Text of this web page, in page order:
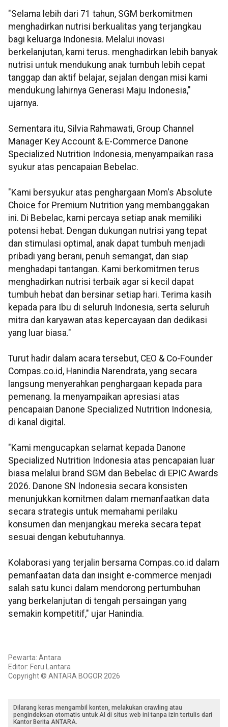
"Selama lebih dari 71 tahun, SGM berkomitmen
menghadirkan nutrisi berkualitas yang terjangkau
bagi keluarga Indonesia. Melalui inovasi
berkelanjutan, kami terus. menghadirkan lebih banyak
nutrisi untuk mendukung anak tumbuh lebih cepat
tanggap dan aktif belajar, sejalan dengan misi kami
mendukung lahirnya Generasi Maju Indonesia,"
ujarnya.
Sementara itu, Silvia Rahmawati, Group Channel
Manager Key Account & E-Commerce Danone
Specialized Nutrition Indonesia, menyampaikan rasa
syukur atas pencapaian Bebelac.
"Kami bersyukur atas penghargaan Mom's Absolute
Choice for Premium Nutrition yang membanggakan
ini. Di Bebelac, kami percaya setiap anak memiliki
potensi hebat. Dengan dukungan nutrisi yang tepat
dan stimulasi optimal, anak dapat tumbuh menjadi
pribadi yang berani, penuh semangat, dan siap
menghadapi tantangan. Kami berkomitmen terus
menghadirkan nutrisi terbaik agar si kecil dapat
tumbuh hebat dan bersinar setiap hari. Terima kasih
kepada para Ibu di seluruh Indonesia, serta seluruh
mitra dan karyawan atas kepercayaan dan dedikasi
yang luar biasa."
Turut hadir dalam acara tersebut, CEO & Co-Founder
Compas.co.id, Hanindia Narendrata, yang secara
langsung menyerahkan penghargaan kepada para
pemenang. la menyampaikan apresiasi atas
pencapaian Danone Specialized Nutrition Indonesia,
di kanal digital.
"Kami mengucapkan selamat kepada Danone
Specialized Nutrition Indonesia atas pencapaian luar
biasa melalui brand SGM dan Bebelac di EPIC Awards
2026. Danone SN Indonesia secara konsisten
menunjukkan komitmen dalam memanfaatkan data
secara strategis untuk memahami perilaku
konsumen dan menjangkau mereka secara tepat
sesuai dengan kebutuhannya.
Kolaborasi yang terjalin bersama Compas.co.id dalam
pemanfaatan data dan insight e-commerce menjadi
salah satu kunci dalam mendorong pertumbuhan
yang berkelanjutan di tengah persaingan yang
semakin kompetitif," ujar Hanindia.
Pewarta: Antara
Editor: Feru Lantara
Copyright © ANTARA BOGOR 2026
Dilarang keras mengambil konten, melakukan crawling atau
pengindeksan otomatis untuk AI di situs web ini tanpa izin tertulis dari
Kantor Berita ANTARA.